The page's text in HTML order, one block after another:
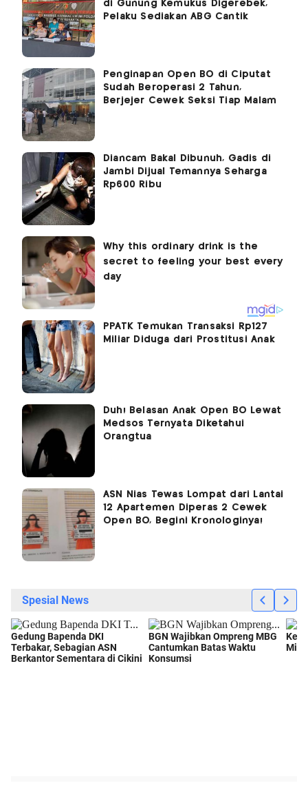
di Gunung Kemukus Digerebek,
Pelaku Sediakan ABG Cantik
Penginapan Open BO di Ciputat
Sudah Beroperasi 2 Tahun,
Berjejer Cewek Seksi Tiap Malam
Diancam Bakal Dibunuh, Gadis di
Jambi Dijual Temannya Seharga
Rp600 Ribu
PPATK Temukan Transaksi Rp127
Miliar Diduga dari Prostitusi Anak
Duh! Belasan Anak Open BO Lewat
Medsos Ternyata Diketahui
Orangtua
ASN Nias Tewas Lompat dari Lantai
12 Apartemen Diperas 2 Cewek
Open BO, Begini Kronologinya!